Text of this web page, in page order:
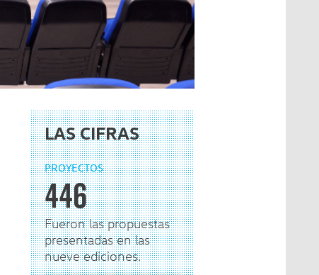
LAS CIFRAS
PROYECTOS
446
Fueron las propuestas
presentadas en las
nueve ediciones.